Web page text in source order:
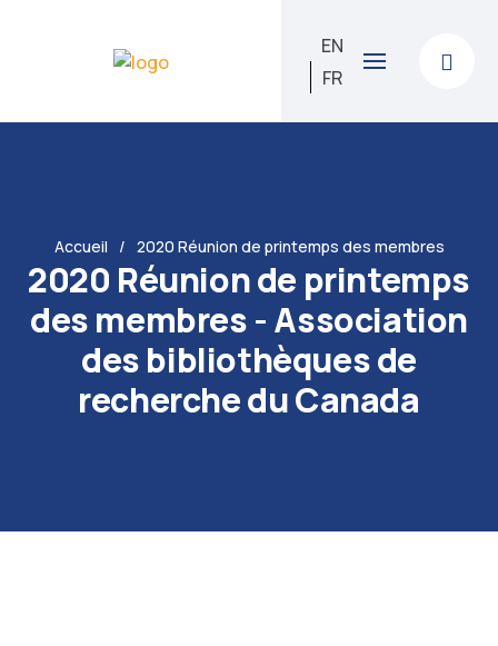
EN
FR
Accueil 2020 Réunion de printemps des membres
2020 Réunion de printemps
des membres - Association
des bibliothèques de
recherche du Canada